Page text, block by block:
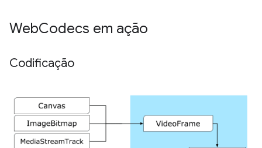
WebCodecs em ação
Codificação